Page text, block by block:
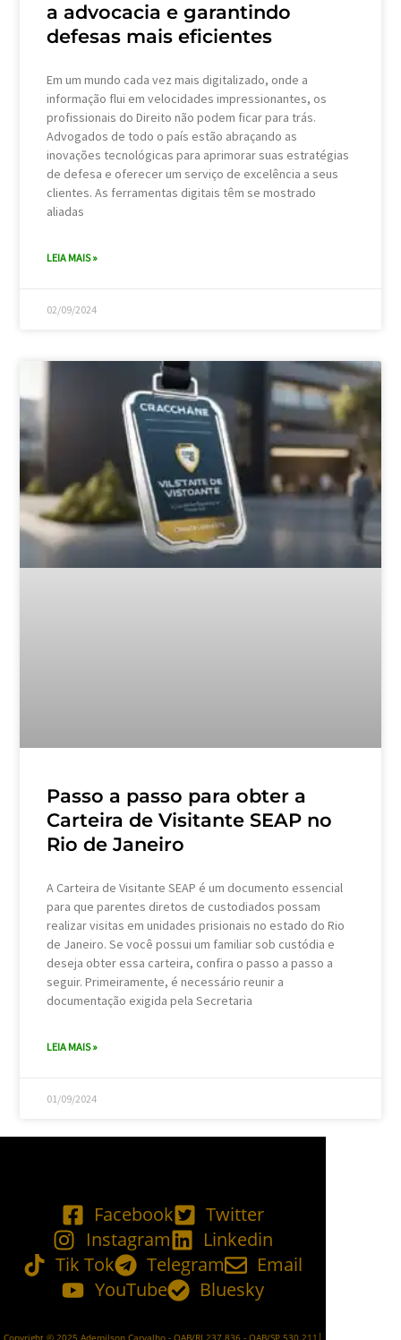
a advocacia e garantindo
defesas mais eficientes
Em um mundo cada vez mais digitalizado, onde a
informação flui em velocidades impressionantes, os
profissionais do Direito não podem ficar para trás.
Advogados de todo o país estão abraçando as
inovações tecnológicas para aprimorar suas estratégias
de defesa e oferecer um serviço de excelência a seus
clientes. As ferramentas digitais têm se mostrado
aliadas
LEIA MAIS »
02/09/2024
Passo a passo para obter a
Carteira de Visitante SEAP no
Rio de Janeiro
A Carteira de Visitante SEAP é um documento essencial
para que parentes diretos de custodiados possam
realizar visitas em unidades prisionais no estado do Rio
de Janeiro. Se você possui um familiar sob custódia e
deseja obter essa carteira, confira o passo a passo a
seguir. Primeiramente, é necessário reunir a
documentação exigida pela Secretaria
LEIA MAIS »
01/09/2024
Facebook
Twitter
Instagram
Linkedin
Tik Tok
Telegram
Email
YouTube
Bluesky